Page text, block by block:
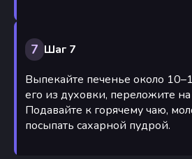
7 Шаг 7
Выпекайте печенье около
его из духовки, переложите на
Подавайте к горячему чаю,
посыпать сахарной пудрой.